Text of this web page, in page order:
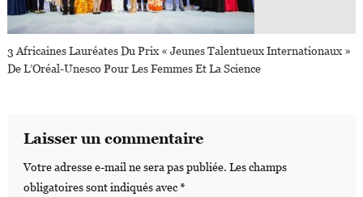
3 Africaines Lauréates Du Prix « Jeunes Talentueux Internationaux »
De L’Oréal-Unesco Pour Les Femmes Et La Science
Laisser un commentaire
Votre adresse e-mail ne sera pas publiée. Les champs
obligatoires sont indiqués avec*